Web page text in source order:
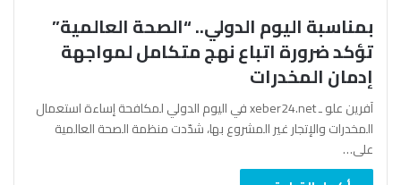
بمناسبة اليوم الدولي.. “الصحة العالمية”
تؤكد ضرورة اتباع نهج متكامل لمواجهة
إدمان المخدرات
آفرين علو ـ xeber24.net في اليوم الدولي لمكافحة إساءة استعمال
المخدرات والإتجار غير المشروع بها، شدّدت منظمة الصحة العالمية
على…